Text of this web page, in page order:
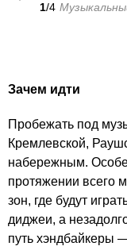
1/4
Зачем идти
Пробежать под
Кремлевской,
набережным.
протяжении всего
зон, где будут
диджеи, а
путь хэндбайкеры